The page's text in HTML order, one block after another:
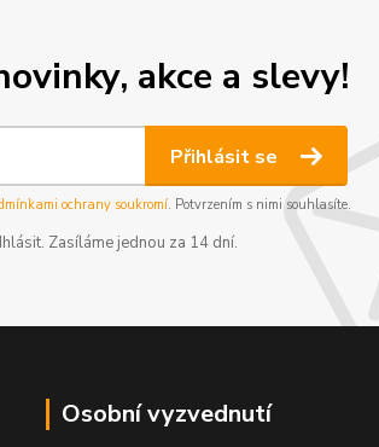
akce a slevy!
Přihlásit se
ochrany soukromí. Potvrzením s nimi souhlasíte.
Zasíláme jednou za 14 dní.
Osobní vyzvednutí